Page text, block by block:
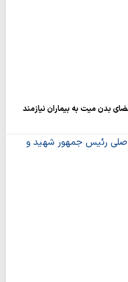
بدن میت به بیماران نیازمند